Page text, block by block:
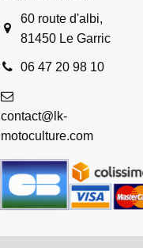
60 route d'albi,
81450 Le Garric
06 47 20 98 10
contact@lk-
motoculture.com